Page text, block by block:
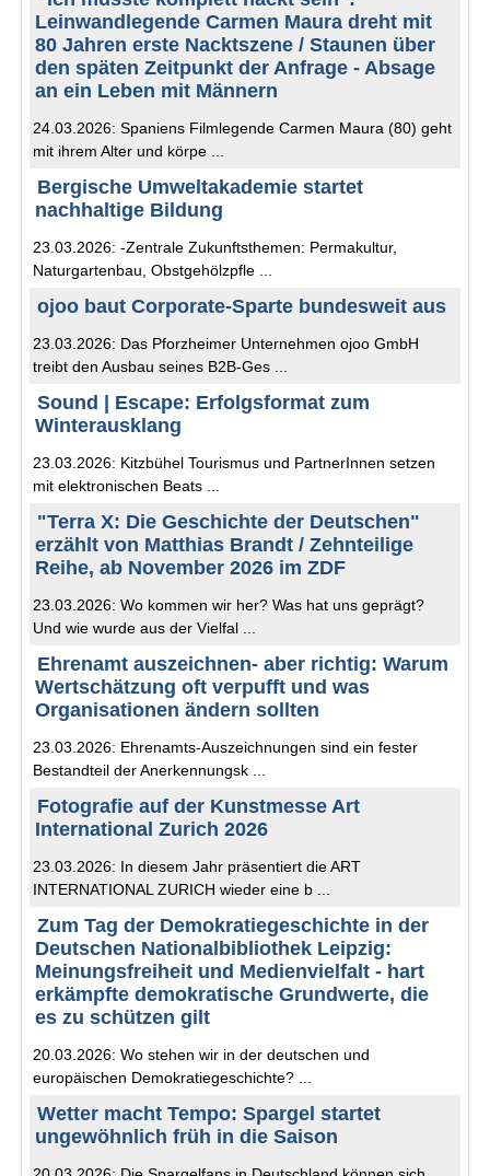
Leinwandlegende Carmen Maura dreht mit
80 Jahren erste Nacktszene / Staunen über
den späten Zeitpunkt der Anfrage - Absage
an ein Leben mit Männern
24.03.2026: Spaniens Filmlegende Carmen Maura (80) geht
mit ihrem Alter und körpe ...
Bergische Umweltakademie startet
nachhaltige Bildung
23.03.2026: -Zentrale Zukunftsthemen: Permakultur,
Naturgartenbau, Obstgehölzpfle ...
ojoo baut Corporate-Sparte bundesweit aus
23.03.2026: Das Pforzheimer Unternehmen ojoo GmbH
treibt den Ausbau seines B2B-Ges ...
Sound | Escape: Erfolgsformat zum
Winterausklang
23.03.2026: Kitzbühel Tourismus und PartnerInnen setzen
mit elektronischen Beats ...
"Terra X: Die Geschichte der Deutschen"
erzählt von Matthias Brandt / Zehnteilige
Reihe, ab November 2026 im ZDF
23.03.2026: Wo kommen wir her? Was hat uns geprägt?
Und wie wurde aus der Vielfal ...
Ehrenamt auszeichnen- aber richtig: Warum
Wertschätzung oft verpufft und was
Organisationen ändern sollten
23.03.2026: Ehrenamts-Auszeichnungen sind ein fester
Bestandteil der Anerkennungsk ...
Fotografie auf der Kunstmesse Art
International Zurich 2026
23.03.2026: In diesem Jahr präsentiert die ART
INTERNATIONAL ZURICH wieder eine b ...
Zum Tag der Demokratiegeschichte in der
Deutschen Nationalbibliothek Leipzig:
Meinungsfreiheit und Medienvielfalt - hart
erkämpfte demokratische Grundwerte, die
es zu schützen gilt
20.03.2026: Wo stehen wir in der deutschen und
europäischen Demokratiegeschichte? ...
Wetter macht Tempo: Spargel startet
ungewöhnlich früh in die Saison